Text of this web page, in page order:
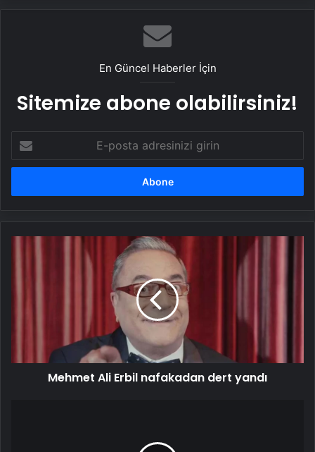
En Güncel Haberler İçin
Sitemize abone olabilirsiniz!
posta
adresinizi
Mehmet Ali Erbil nafakadan dert yandı